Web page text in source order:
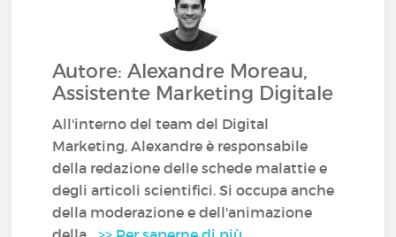
Autore: Alexandre Moreau,
Assistente Marketing Digitale
All'interno del team del Digital
Marketing, Alexandre è responsabile
della redazione delle schede malattie e
degli articoli scientifici. Si occupa anche
della moderazione e dell'animazione